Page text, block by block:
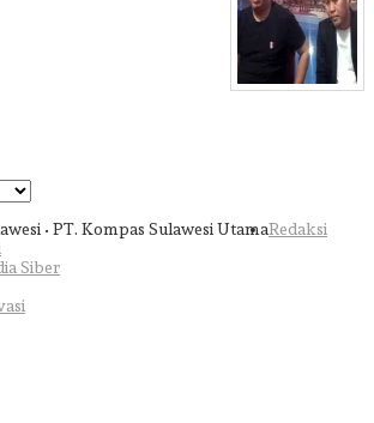
• PT. Kompas Sulawesi UtamaRedaksi
Siber